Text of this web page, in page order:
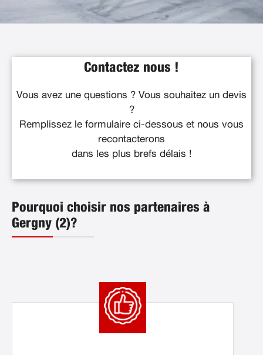
Contactez nous !
Vous avez une questions ? Vous souhaitez un devis
?
Remplissez le formulaire ci-dessous et nous vous
recontacterons
dans les plus brefs délais !
Pourquoi choisir nos partenaires à
Gergny (2)?